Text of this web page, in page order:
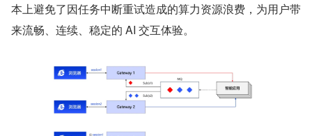
本上避免了因任务中断重试造成的算力资源浪费，为用户带
来流畅、连续、稳定的 AI 交互体验。